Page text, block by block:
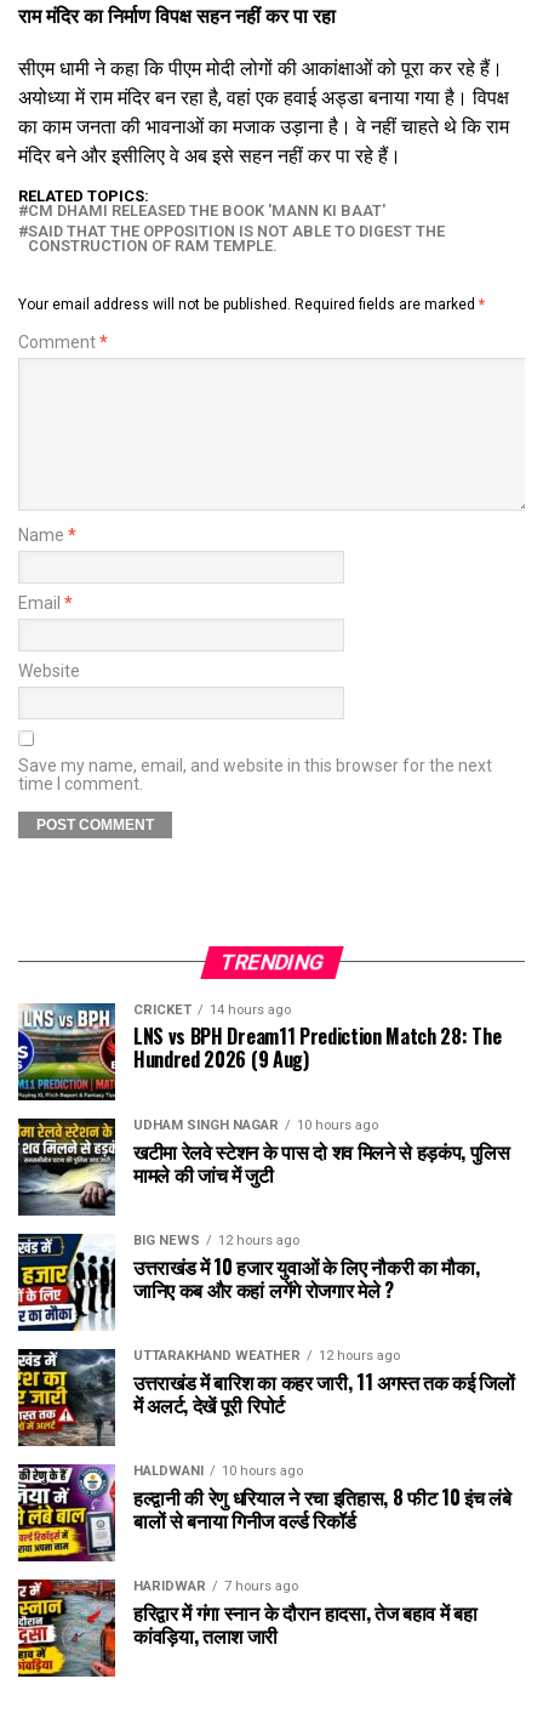
राम मंदिर का निर्माण विपक्ष सहन नहीं कर पा रहा
सीएम धामी ने कहा कि पीएम मोदी लोगों की आकांक्षाओं को पूरा कर रहे हैं।
अयोध्या में राम मंदिर बन रहा है, वहां एक हवाई अड्डा बनाया गया है। विपक्ष
का काम जनता की भावनाओं का मजाक उड़ाना है। वे नहीं चाहते थे कि राम
मंदिर बने और इसीलिए वे अब इसे सहन नहीं कर पा रहे हैं।
RELATED TOPICS:
CM DHAMI RELEASED THE BOOK 'MANN KI BAAT'
SAID THAT THE OPPOSITION IS NOT ABLE TO DIGEST THE
CONSTRUCTION OF RAM TEMPLE.
Your email address will not be published. Required fields are marked *
Comment*
Name *
Email *
Website
Save my name, email, and website in this browser for the next
time I comment.
TRENDING
CRICKET 14 hours ago
LNS vs BPH Dream11 Prediction Match 28: The
Hundred 2026 (9 Aug)
UDHAM SINGH NAGAR 10 hours ago
खटीमा रेलवे स्टेशन के पास दो शव मिलने से हड़कंप, पुलिस
मामले की जांच में जुटी
BIG NEWS 12 hours ago
उत्तराखंड में 10 हजार युवाओं के लिए नौकरी का मौका,
जानिए कब और कहां लगेंगे रोजगार मेले ?
UTTARAKHAND WEATHER 12 hours ago
उत्तराखंड में बारिश का कहर जारी, 11 अगस्त तक कई जिलों
में अलर्ट, देखें पूरी रिपोर्ट
HALDWANI 10 hours ago
हल्द्वानी की रेणु धरियाल ने रचा इतिहास, 8 फीट 10 इंच लंबे
बालों से बनाया गिनीज वर्ल्ड रिकॉर्ड
HARIDWAR 7 hours ago
हरिद्वार में गंगा स्नान के दौरान हादसा, तेज बहाव में बहा
कांवड़िया, तलाश जारी